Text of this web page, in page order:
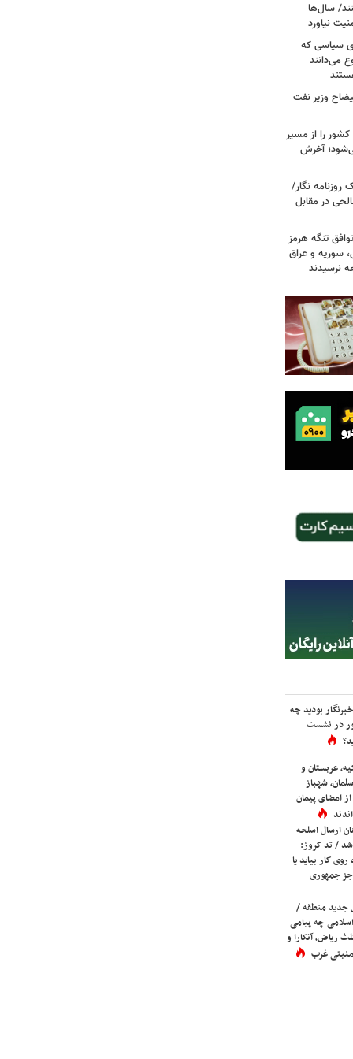
سال‌ها
نیاورد
سیاسی که
می‌دانند
وزیر نفت
را از مسیر
آخرش
نگار/
در مقابل
تنگه هرمز
سوریه و عراق
نرسیدند
بودید چه
در نشست
عربستان و
شهباز
امضای پیمان
ارسال اسلحه
/ تد کروز:
کار بیاید یا
جمهوری
جدید منطقه /
چه پیامی
ریاض، آنکارا و
غرب